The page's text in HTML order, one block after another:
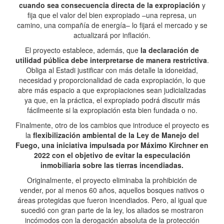
cuando sea consecuencia directa de la expropiación y
fija que el valor del bien expropiado –una represa, un
camino, una compañía de energía– lo fijará el mercado y se
actualizará por inflación.
El proyecto establece, además, que la declaración de
utilidad pública debe interpretarse de manera restrictiva.
Obliga al Estadi justificar con más detalle la idoneidad,
necesidad y proporcionalidad de cada expropiación, lo que
abre más espacio a que expropiaciones sean judicializadas
ya que, en la práctica, el expropiado podrá discutir más
fácilmeente si la expropiación esta bien fundada o no.
Finalmente, otro de los cambios que introduce el proyecto es
la flexibilización ambiental de la Ley de Manejo del
Fuego, una iniciativa impulsada por Máximo Kirchner en
2022 con el objetivo de evitar la especulación
inmobiliaria sobre las tierras incendiadas.
Originalmente, el proyecto eliminaba la prohibición de
vender, por al menos 60 años, aquellos bosques nativos o
áreas protegidas que fueron incendiados. Pero, al igual que
sucedió con gran parte de la ley, los aliados se mostraron
incómodos con la derogación absoluta de la protección